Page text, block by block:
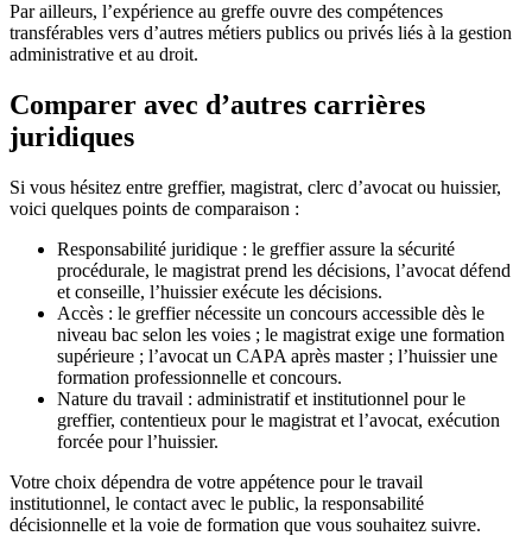
Par ailleurs, l’expérience au greffe ouvre des compétences
transférables vers d’autres métiers publics ou privés liés à la gestion
administrative et au droit.
Comparer avec d’autres carrières
juridiques
Si vous hésitez entre greffier, magistrat, clerc d’avocat ou huissier,
voici quelques points de comparaison :
Responsabilité juridique : le greffier assure la sécurité
procédurale, le magistrat prend les décisions, l’avocat défend
et conseille, l’huissier exécute les décisions.
Accès : le greffier nécessite un concours accessible dès le
niveau bac selon les voies ; le magistrat exige une formation
supérieure ; l’avocat un CAPA après master ; l’huissier une
formation professionnelle et concours.
Nature du travail : administratif et institutionnel pour le
greffier, contentieux pour le magistrat et l’avocat, exécution
forcée pour l’huissier.
Votre choix dépendra de votre appétence pour le travail
institutionnel, le contact avec le public, la responsabilité
décisionnelle et la voie de formation que vous souhaitez suivre.